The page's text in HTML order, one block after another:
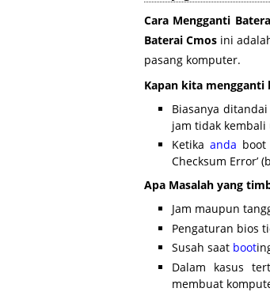
Cara Mengganti
Baterai Cmos ini
pasang komputer.
Kapan kita mengganti
Biasanya
jam tidak kembali
Ketikaanda
Checksum Error’
Apa Masalah yang
Jam maupun
Pengaturan bios
Susah saat boot
Dalam kasus
membuat